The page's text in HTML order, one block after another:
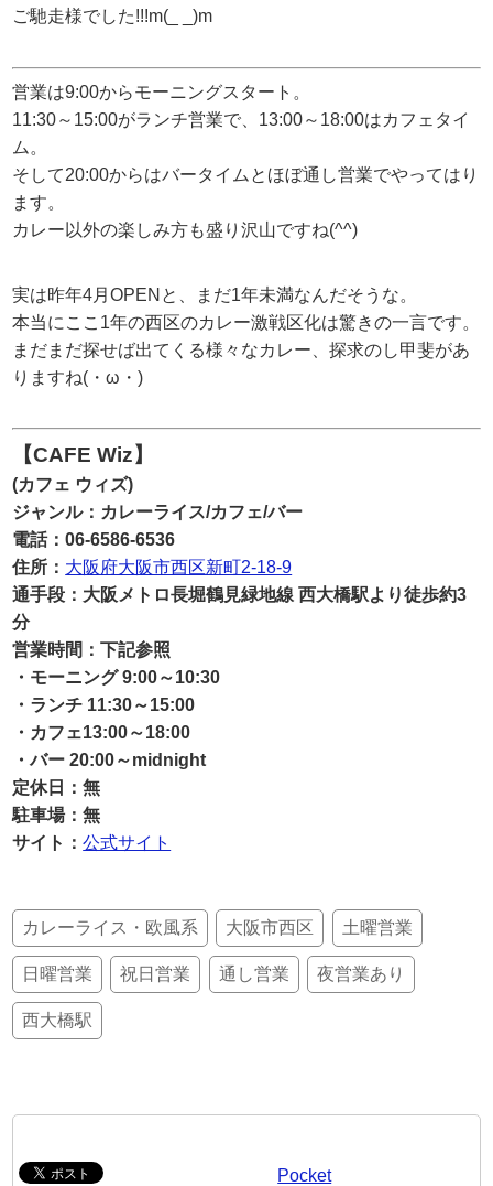
ご馳走様でした!!!m(_ _)m
営業は9:00からモーニングスタート。
11:30～15:00がランチ営業で、13:00～18:00はカフェタイ
ム。
そして20:00からはバータイムとほぼ通し営業でやってはり
ます。
カレー以外の楽しみ方も盛り沢山ですね(^^)
実は昨年4月OPENと、まだ1年未満なんだそうな。
本当にここ1年の西区のカレー激戦区化は驚きの一言です。
まだまだ探せば出てくる様々なカレー、探求のし甲斐があ
りますね(・ω・)
【CAFE Wiz】
(カフェ ウィズ)
ジャンル：カレーライス/カフェ/バー
電話：06-6586-6536
住所： 大阪府大阪市西区新町2-18-9
通手段：大阪メトロ長堀鶴見緑地線 西大橋駅より徒歩約3
分
営業時間：下記参照
・モーニング 9:00～10:30
・ランチ 11:30～15:00
・カフェ13:00～18:00
・バー 20:00～midnight
定休日：無
駐車場：無
サイト：公式サイト
カレーライス・欧風系 大阪市西区 土曜営業
日曜営業 祝日営業 通し営業 夜営業あり
西大橋駅
Pocket